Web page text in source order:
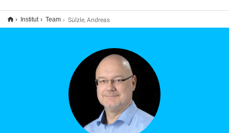
Institut Team Sülzle, Andreas